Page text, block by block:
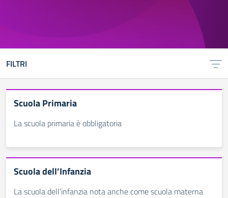
FILTRI
Scuola Primaria
La scuola primaria è obbligatoria
Scuola dell’Infanzia
La scuola dell’infanzia nota anche come scuola materna